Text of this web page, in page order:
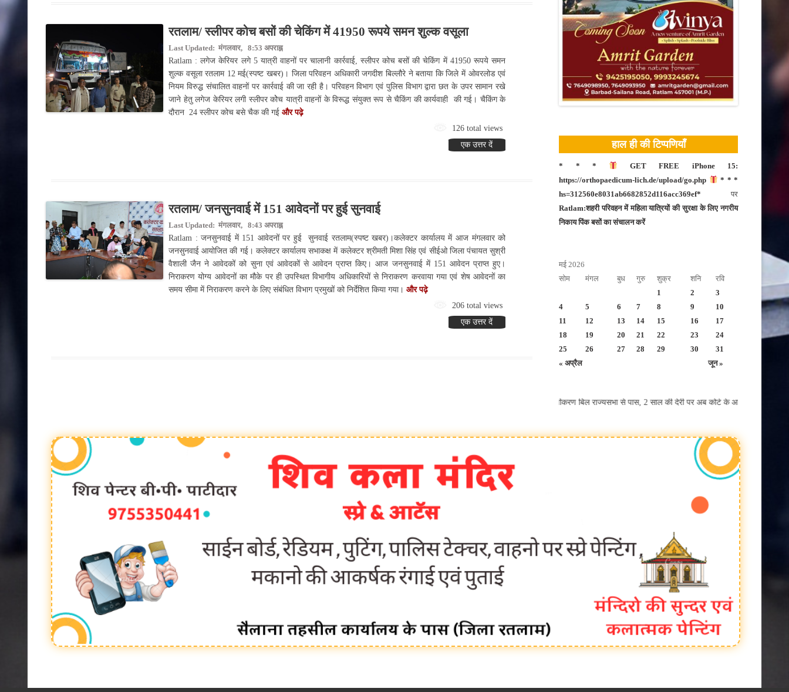
रतलाम/ स्लीपर कोच बसों की चेकिंग में 41950 रूपये समन शुल्क वसूला
Last Updated: मंगलवार, 8:53 अपराह्न
Ratlam : लगेज केरियर लगे 5 यात्री वाहनों पर चालानी कार्रवाई, स्लीपर कोच बसों की चेकिंग में 41950 रूपये समन
शुल्क वसूला रतलाम 12 मई(स्पष्ट खबर)। जिला परिवहन अधिकारी जगदीश बिल्लौरे ने बताया कि जिले में ओवरलोड एवं
नियम विरुद्ध संचालित वाहनों पर कार्रवाई की जा रही है। परिवहन विभाग एवं पुलिस विभाग द्वारा छत के उपर सामान रखे
जाने हेतु लगेज केरियर लगी स्लीपर कोेच यात्री वाहनों के विरूद्ध संयुक्त रूप से चैकिंग की कार्यवाही की गई। चैकिंग के
दौरान 24 स्लीपर कोच बसे चैक की गई और पढ़े
126 total views
एक उत्तर दें
रतलाम/ जनसुनवाई में 151 आवेदनों पर हुई सुनवाई
Last Updated: मंगलवार, 8:43 अपराह्न
Ratlam : जनसुनवाई में 151 आवेदनों पर हुई सुनवाई रतलाम(स्पष्ट खबर)।कलेक्टर कार्यालय में आज मंगलवार को
जनसुनवाई आयोजित की गई। कलेक्टर कार्यालय सभाकक्ष में कलेक्टर श्रीमती मिशा सिंह एवं सीईओ जिला पंचायत सुश्री
वैशाली जैन ने आवेदकों को सुना एवं आवेदकों से आवेदन प्राप्त किए। आज जनसुनवाई में 151 आवेदन प्राप्त हुए।
निराकरण योग्य आवेदनों का मौके पर ही उपस्थित विभागीय अधिकारियों से निराकरण करवाया गया एवं शेष आवेदनों का
समय सीमा में निराकरण करने के लिए संबंधित विभाग प्रमुखों को निर्देशित किया गया। और पढ़े
206 total views
एक उत्तर दें
हाल ही की टिप्पणियाँ
* * *
GET FREE iPhone 15:
https://orthopaedicum-lich.de/upload/go.php
* * *
hs=312560e8031ab6682852d116acc369ef* पर
Ratlam:शहरी परिवहन में महिला यात्रियों की सुरक्षा के लिए नगरीय
निकाय पिंक बसों का संचालन करें
मई 2026
सोम
मंगल बुध गुरु शुक्र शनि रवि
« अप्रैल जून »
1 2
3
4
5 6 7 8 9
10
11
12 13 14 15 16
17
18
19 20 21 22 23
24
25
26 27 28 29 30 31
देश:- जन्म-मृत्यु पंजीकरण बिल राज्यसभा से पास, 2 साल की देरी पर अब कोर्ट के आदेश से ही होगा